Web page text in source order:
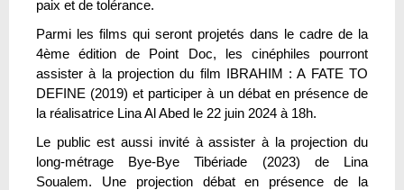
paix et de tolérance.
Parmi les films qui seront projetés dans le cadre de la
4ème édition de Point Doc, les cinéphiles pourront
assister à la projection du film IBRAHIM : A FATE TO
DEFINE (2019) et participer à un débat en présence de
la réalisatrice Lina Al Abed le 22 juin 2024 à 18h.
Le public est aussi invité à assister à la projection du
long-métrage Bye-Bye Tibériade (2023) de Lina
Soualem. Une projection débat en présence de la